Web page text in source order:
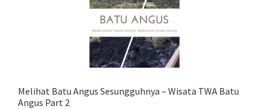
Melihat Batu Angus Sesungguhnya – Wisata TWA Batu
Angus Part 2